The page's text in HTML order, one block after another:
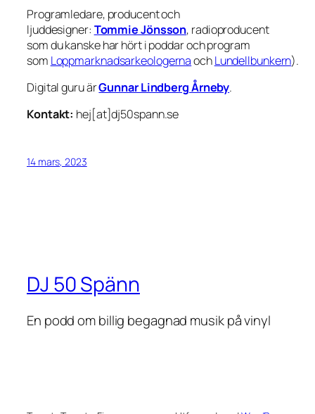
Programledare, producent och
ljuddesigner: Tommie Jönsson, radioproducent
som du kanske har hört i poddar och program
som LoppmarknadsarkeologernaochLundellbunkern).
Digital guru ärGunnar Lindberg Årneby.
Kontakt: hej[at]dj50spann.se
14 mars, 2023
DJ 50 Spänn
En podd om billig begagnad musik på vinyl